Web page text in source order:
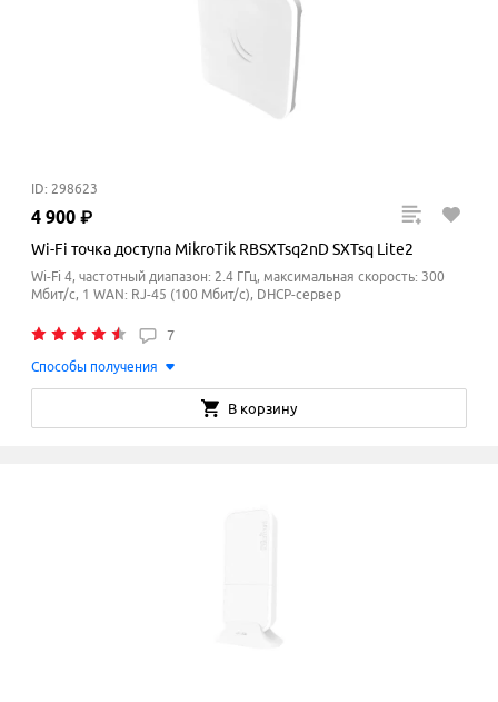
ID: 298623
4 900 ₽
Wi-Fi точка доступа MikroTik RBSXTsq2nD SXTsq Lite2
Wi-Fi 4, частотный диапазон: 2.4 ГГц, максимальная скорость: 300
Мбит/с, 1 WAN: RJ-45 (100 Мбит/с), DHCP-сервер
7
Способы получения
В корзину